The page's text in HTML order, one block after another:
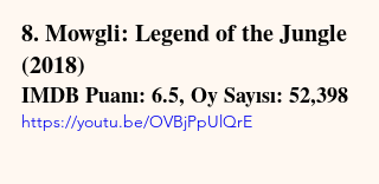
8. Mowgli: Legend of the Jungle
(2018)
IMDB Puanı: 6.5, Oy Sayısı: 52,398
https://youtu.be/OVBjPpUlQrE